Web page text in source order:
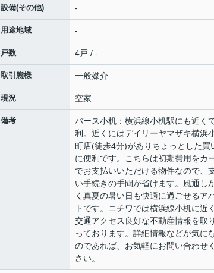
設備(その他) -
用途地域 -
戸数 4戸 / -
取引態様 一般媒介
現況 空家
備考
バース小机：横浜線小机駅にも近く
利。近くにはデイリーヤマザキ横浜
町店(徒歩4分)がありちょっとした買
に便利です。こちらは初期費用をカ
でお支払いいただける物件なので、
い手続きの手間が省けます。風通し
く真夏の暑い日も快適に過ごせるア
トです。ニチワでは横浜線小机に近く
交通アクセス良好な不動産情報を取
っております。詳細情報などが気に
のであれば、お気軽にお問い合わせ
さい。